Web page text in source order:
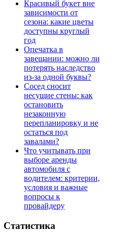
Красивый букет вне
зависимости от
сезона: какие цветы
доступны круглый
год
Опечатка в
завещании: можно ли
потерять наследство
из-за одной буквы?
Сосед сносит
несущие стены: как
остановить
незаконную
перепланировку и не
остаться под
завалами?
Что учитывать при
выборе аренды
автомобиля с
водителем: критерии,
условия и важные
вопросы к
провайдеру
Статистика